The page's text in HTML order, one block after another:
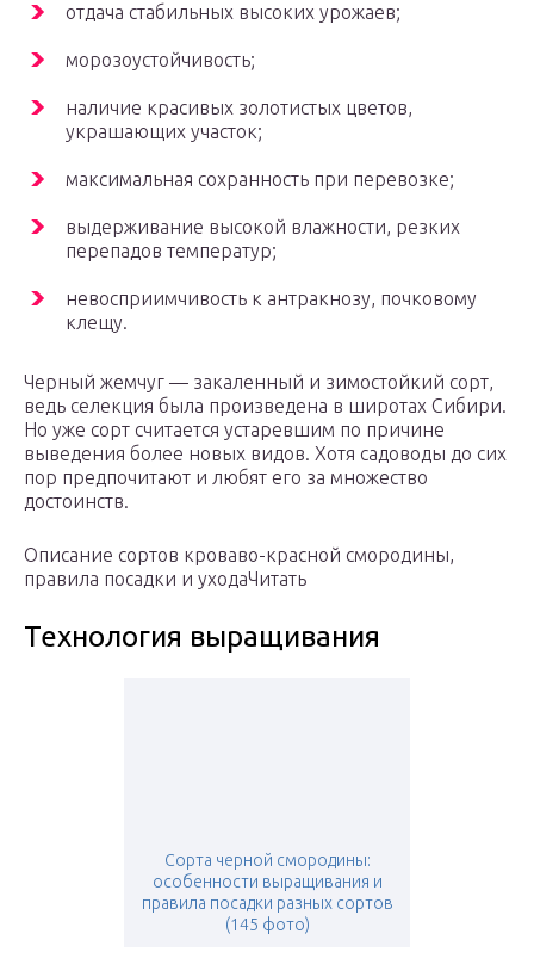
отдача стабильных высоких урожаев;
морозоустойчивость;
наличие красивых золотистых цветов,
украшающих участок;
максимальная сохранность при перевозке;
выдерживание высокой влажности, резких
перепадов температур;
невосприимчивость к антракнозу, почковому
клещу.
Черный жемчуг — закаленный и зимостойкий сорт,
ведь селекция была произведена в широтах Сибири.
Но уже сорт считается устаревшим по причине
выведения более новых видов. Хотя садоводы до сих
пор предпочитают и любят его за множество
достоинств.
Описание сортов кроваво-красной смородины,
правила посадки и уходаЧитать
Технология выращивания
Сорта черной смородины:
особенности выращивания и
правила посадки разных сортов
(145 фото)